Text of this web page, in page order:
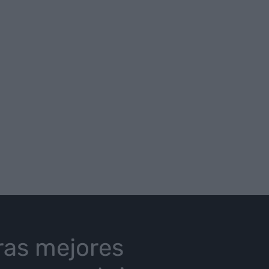
mejores